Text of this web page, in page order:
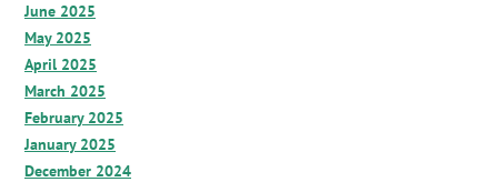
June 2025
May 2025
April 2025
March 2025
February 2025
January 2025
December 2024